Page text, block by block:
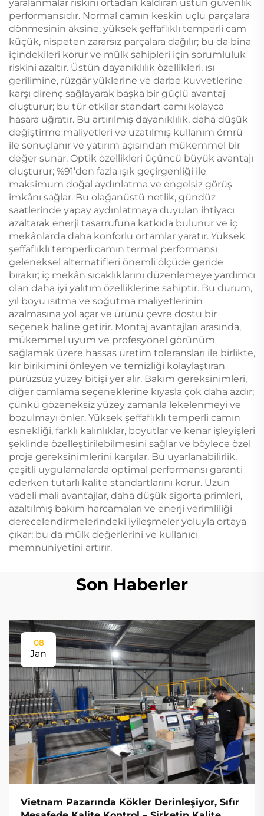
yaralanmalar riskini ortadan kaldıran üstün güvenlik
performansıdır. Normal camın keskin uçlu parçalara
dönmesinin aksine, yüksek şeffaflıklı temperli cam
küçük, nispeten zararsız parçalara dağılır; bu da bina
içindekileri korur ve mülk sahipleri için sorumluluk
riskini azaltır. Üstün dayanıklılık özellikleri, ısı
gerilimine, rüzgâr yüklerine ve darbe kuvvetlerine
karşı direnç sağlayarak başka bir güçlü avantaj
oluşturur; bu tür etkiler standart camı kolayca
hasara uğratır. Bu artırılmış dayanıklılık, daha düşük
değiştirme maliyetleri ve uzatılmış kullanım ömrü
ile sonuçlanır ve yatırım açısından mükemmel bir
değer sunar. Optik özellikleri üçüncü büyük avantajı
oluşturur; %91’den fazla ışık geçirgenliği ile
maksimum doğal aydınlatma ve engelsiz görüş
imkânı sağlar. Bu olağanüstü netlik, gündüz
saatlerinde yapay aydınlatmaya duyulan ihtiyacı
azaltarak enerji tasarrufuna katkıda bulunur ve iç
mekânlarda daha konforlu ortamlar yaratır. Yüksek
şeffaflıklı temperli camın termal performansı
geleneksel alternatifleri önemli ölçüde geride
bırakır; iç mekân sıcaklıklarını düzenlemeye yardımcı
olan daha iyi yalıtım özelliklerine sahiptir. Bu durum,
yıl boyu ısıtma ve soğutma maliyetlerinin
azalmasına yol açar ve ürünü çevre dostu bir
seçenek haline getirir. Montaj avantajları arasında,
mükemmel uyum ve profesyonel görünüm
sağlamak üzere hassas üretim toleransları ile birlikte,
kir birikimini önleyen ve temizliği kolaylaştıran
pürüzsüz yüzey bitişi yer alır. Bakım gereksinimleri,
diğer camlama seçeneklerine kıyasla çok daha azdır;
çünkü gözeneksiz yüzey zamanla lekelenmeyi ve
bozulmayı önler. Yüksek şeffaflıklı temperli camın
esnekliği, farklı kalınlıklar, boyutlar ve kenar işleyişleri
şeklinde özelleştirilebilmesini sağlar ve böylece özel
proje gereksinimlerini karşılar. Bu uyarlanabilirlik,
çeşitli uygulamalarda optimal performansı garanti
ederken tutarlı kalite standartlarını korur. Uzun
vadeli mali avantajlar, daha düşük sigorta primleri,
azaltılmış bakım harcamaları ve enerji verimliliği
derecelendirmelerindeki iyileşmeler yoluyla ortaya
çıkar; bu da mülk değerlerini ve kullanıcı
memnuniyetini artırır.
Son Haberler
08
Jan
Vietnam Pazarında Kökler Derinleşiyor, Sıfır